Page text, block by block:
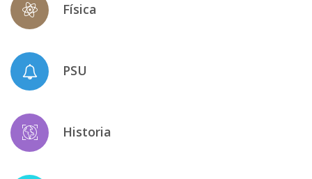
Física
PSU
Historia